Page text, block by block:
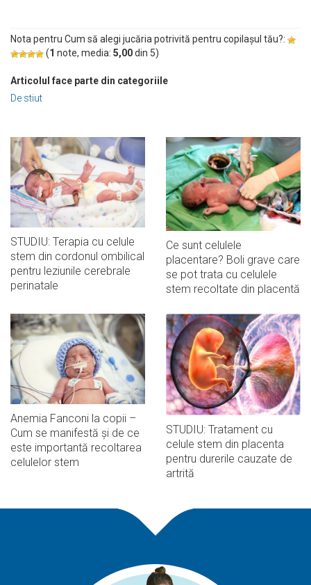
Nota pentru Cum să alegi jucăria potrivită pentru copilașul tău?:
(1 note, media: 5,00din 5)
Articolul face parte din categoriile
De stiut
STUDIU: Terapia cu celule
stem din cordonul ombilical
pentru leziunile cerebrale
perinatale
Ce sunt celulele
placentare? Boli grave care
se pot trata cu celulele
stem recoltate din placentă
Anemia Fanconi la copii –
Cum se manifestă și de ce
este importantă recoltarea
celulelor stem
STUDIU: Tratament cu
celule stem din placenta
pentru durerile cauzate de
artrită